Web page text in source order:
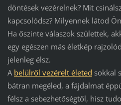
döntések vezérelnek? Mit
kapcsolódsz? Milyennek látod
Ha őszinte válaszok születtek,
egy egészen más életkép
jelenleg élsz.
A belülről vezérelt életed sokkal
bátran megéled, a fájdalmat
félsz a sebezhetőségtől, hisz